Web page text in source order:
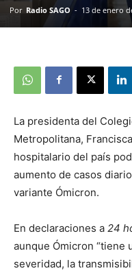
Por Radio SAGO - 13 de enero
La presidenta del
Metropolitana,
hospitalario del país
aumento de casos
variante Ómicron.
En declaraciones a 24
aunque Ómicron “tiene
severidad, la